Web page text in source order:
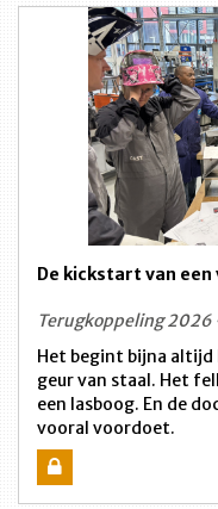
De kickstart van een
Terugkoppeling 2026
Het begint bijna altijd
geur van staal. Het
een lasboog. En de
vooral voordoet.